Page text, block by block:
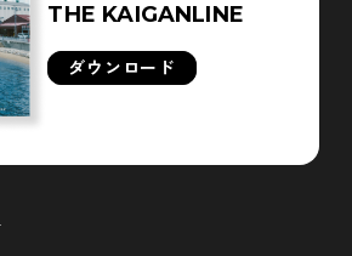
THE KAIGANLINE
ダウンロード